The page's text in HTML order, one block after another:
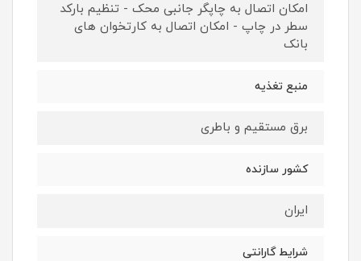
امکان اتصال به چاپگر جانبی محک - تنظیم بارکد
سطر در چاپ - امکان اتصال به کارتخوان های
بانک
منبع تغذیه
برق مستقیم و باطری
کشور سازنده
ایران
شرایط گارانتی